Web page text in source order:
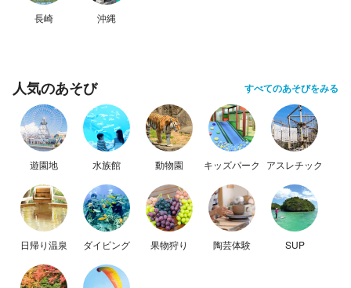
長崎 沖縄
人気のあそび すべてのあそびをみる
遊園地 水族館 動物園 キッズパーク アスレチック
日帰り温泉 ダイビング 果物狩り 陶芸体験 SUP